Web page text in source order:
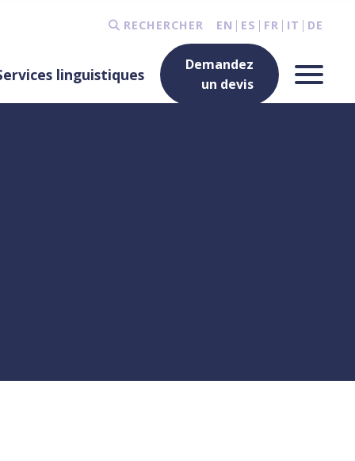
RECHERCHER EN ES FR IT DE
linguistiques
Demandez
un devis